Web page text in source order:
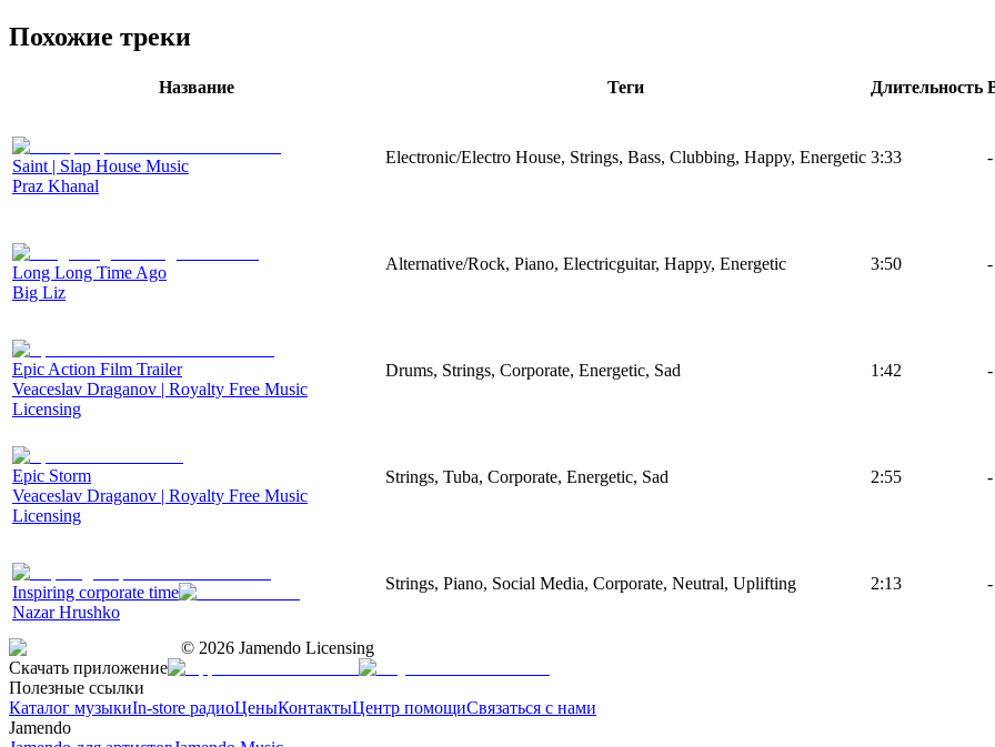
Похожие треки
Название Теги Длительность
Saint | Slap House Music
Praz Khanal
Electronic/Electro House, Strings, Bass, Clubbing, Happy, Energetic 3:33 -
Long Long Time Ago
Big Liz
Alternative/Rock, Piano, Electricguitar, Happy, Energetic 3:50 -
Epic Action Film Trailer
Veaceslav Draganov | Royalty Free Music
Licensing
Drums, Strings, Corporate, Energetic, Sad 1:42 -
Epic Storm
Veaceslav Draganov | Royalty Free Music
Licensing
Strings, Tuba, Corporate, Energetic, Sad 2:55 -
Inspiring corporate time
Nazar Hrushko
Strings, Piano, Social Media, Corporate, Neutral, Uplifting 2:13 -
© 2026 Jamendo Licensing
Скачать приложение
Полезные ссылки
Каталог музыкиIn-store радиоЦеныКонтактыЦентр помощиСвязаться с нами
Jamendo